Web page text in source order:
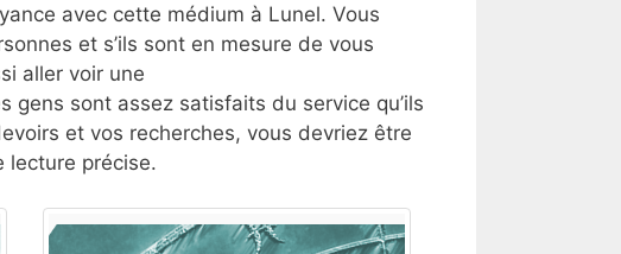
avec cette médium à Lunel. Vous
et s’ils sont en mesure de vous
aller voir une
gens sont assez satisfaits du service qu’ils
et vos recherches, vous devriez être
lecture précise.